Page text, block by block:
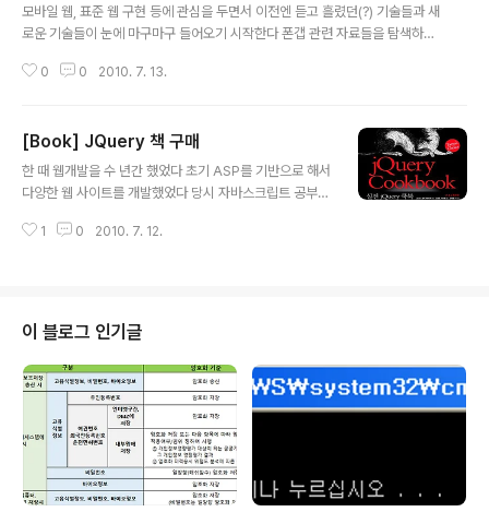
모바일 웹, 표준 웹 구현 등에 관심을 두면서 이전엔 듣고 흘렸던(?) 기술들과 새
로운 기술들이 눈에 마구마구 들어오기 시작한다 폰갭 관련 자료들을 탐색하다
용한 UI 라이브러리라고 한다 JQTouch 는 JQuery 기반의 UI 라이브러리.
밖에 없다 아.. 웹이여.. 표준과 모바일 대세에 힘 입어 춘추전국시대와 같은 라
이브러리의 탄생이구나!!
0 0 2010. 7. 13.
[Book] JQuery 책 구매
한 때 웹개발을 수 년간 했었다 초기 ASP를 기반으로 해서
다양한 웹 사이트를 개발했었다 당시 자바스크립트 공부도
로그램을 수 년간 개발하면서 웹 개발을 조금 멀리 했었다
의 관리적 경험이 대부분이었다 그리고 지금... 모바일 웹
부문을 맡게 되면서 다시 웹을 실무수준으로 개발하게 되
었다 현재의 웹은 과거 경험했던 웹 보다 더욱 체계화 되었
으며 표준에 대한 요구가 많이 늘었음을 느낀다 지금은 웹
개발을 한다는 의미보다 웹을 한다는 의미로 받아 들이고
있다 웹은 소프트웨어 환경에서 빼..
1 0 2010. 7. 12.
이 블로그 인기글